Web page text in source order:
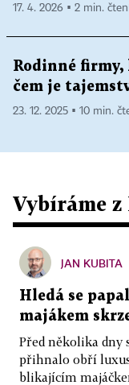
17. 4. 2026 ▪ 2 min.
Rodinné
čem je
23. 12. 2025 ▪ 10 min.
Vybíráme z
JAN KUBITA
Hledá se
majákem
Před několika dny
přihnalo obří
blikajícím